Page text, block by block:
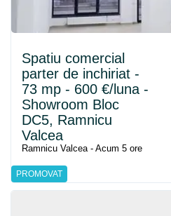
PROMOVAT
Spatiu comercial
parter de inchiriat -
73 mp - 600 €/luna -
Showroom Bloc
DC5, Ramnicu
Valcea
Ramnicu Valcea - Acum 5 ore